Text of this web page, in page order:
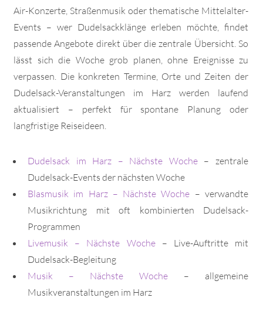
Air-Konzerte, Straßenmusik oder thematische Mittelalter-
Events – wer Dudelsackklänge erleben möchte, findet
passende Angebote direkt über die zentrale Übersicht. So
lässt sich die Woche grob planen, ohne Ereignisse zu
verpassen. Die konkreten Termine, Orte und Zeiten der
Dudelsack-Veranstaltungen im Harz werden laufend
aktualisiert – perfekt für spontane Planung oder
langfristige Reiseideen.
Dudelsack im Harz – Nächste Woche– zentrale
Dudelsack-Events der nächsten Woche
Blasmusik im Harz – Nächste Woche – verwandte
Musikrichtung mit oft kombinierten Dudelsack-
Programmen
Livemusik – Nächste Woche– Live-Auftritte mit
Dudelsack-Begleitung
Musik – Nächste Woche – allgemeine
Musikveranstaltungen im Harz